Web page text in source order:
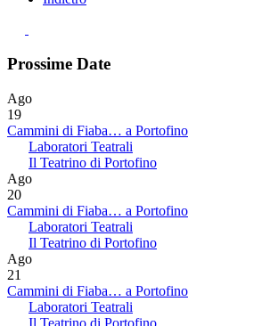
Prossime Date
Ago
19
Cammini di Fiaba… a Portofino
Laboratori Teatrali
Il Teatrino di Portofino
Ago
20
Cammini di Fiaba… a Portofino
Laboratori Teatrali
Il Teatrino di Portofino
Ago
21
Cammini di Fiaba… a Portofino
Laboratori Teatrali
Il Teatrino di Portofino